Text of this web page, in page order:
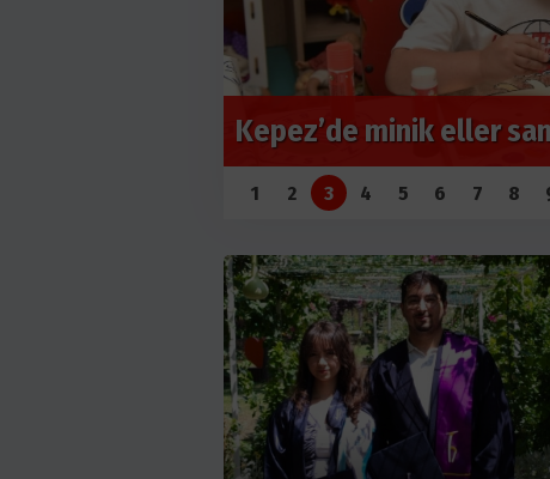
Kepez Belediyesi ve
destek
1 2 3 4 5 6 7 8